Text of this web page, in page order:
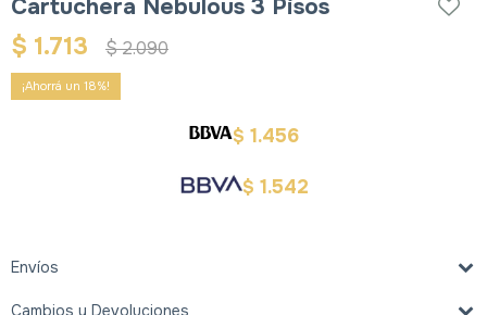
Cartuchera Nebulous 3 Pisos
$ 1.713 $2.090
18
$ 1.456
$ 1.542
Envíos
Cambios y Devoluciones